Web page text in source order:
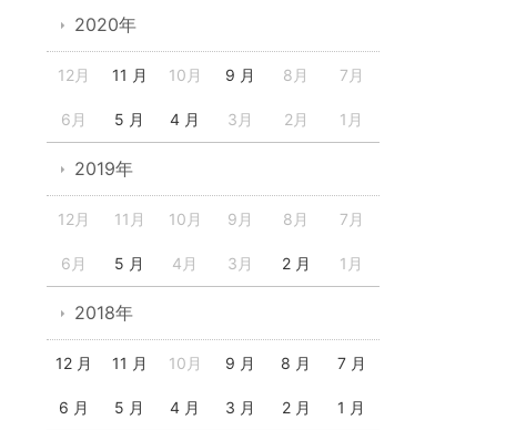
2020年
12月 11 月 10月 9 月 8月 7月
6月 5 月 4 月 3月 2月 1月
2019年
12月 11月 10月 9月 8月 7月
6月 5 月 4月 3月 2 月 1月
2018年
12 月 11 月 10月 9 月 8 月 7 月
6 月 5 月 4 月 3 月 2 月 1 月